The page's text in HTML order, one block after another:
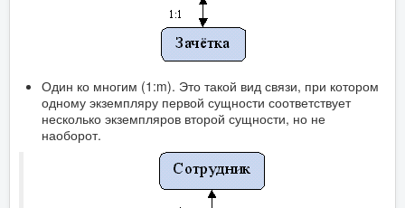
Один ко многим (1:m). Это такой вид связи, при котором
одному экземпляру первой сущности соответствует
несколько экземпляров второй сущности, но не
наоборот.